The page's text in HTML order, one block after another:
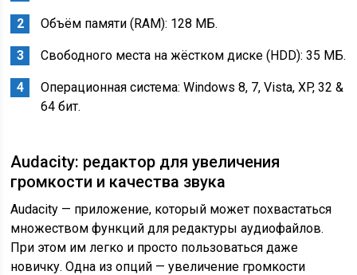
Объём памяти (RAM): 128 MБ.
Свободного места на жёстком диске (HDD): 35 MБ.
Операционная система: Windows 8, 7, Vista, XP, 32 &
64 бит.
Audacity: редактор для увеличения
громкости и качества звука
Audacity — приложение, который может похвастаться
множеством функций для редактуры аудиофайлов.
При этом им легко и просто пользоваться даже
новичку. Одна из опций — увеличение громкости